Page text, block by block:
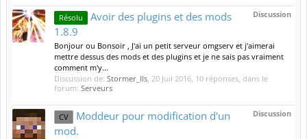
Discussion
Résolu
Avoir des plugins et des mods
1.8.9
Bonjour ou Bonsoir , J'ai un petit serveur omgserv et j'aimerai
mettre dessus des mods et des plugins et je ne sais pas vraiment
comment m'y...
Discussion de: Stormer_Ils, 20 Juil 2016, 10 réponses, dans le
forum: Serveurs
Discussion
CV
Moddeur pour modification d'un
mod.